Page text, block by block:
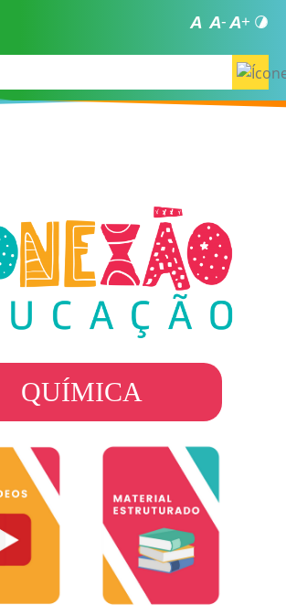
QUÍMICA